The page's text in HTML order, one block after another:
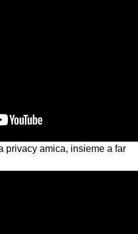
privacy amica, insieme a far